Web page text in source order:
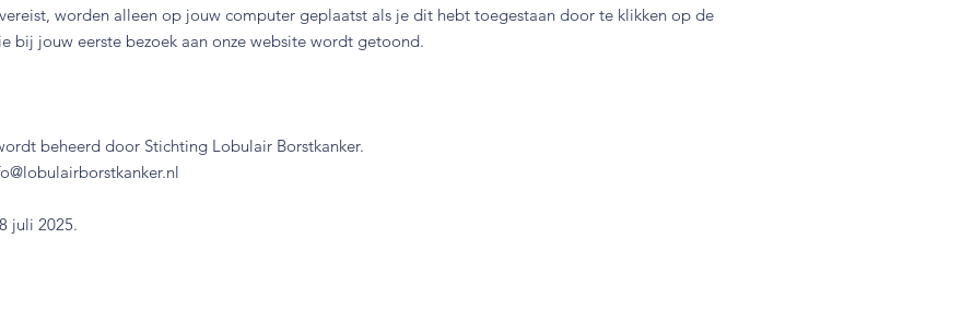
worden alleen op jouw computer geplaatst als je dit hebt toegestaan door te klikken op de
bij jouw eerste bezoek aan onze website wordt getoond.
beheerd door Stichting Lobulair Borstkanker.
juli 2025.